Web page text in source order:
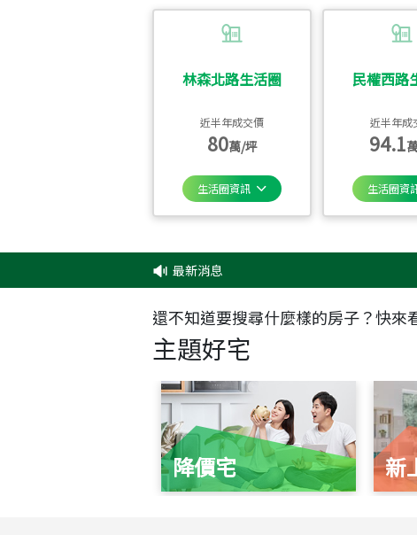
林森北路生活圈
近半年成交價
80萬/坪
生活圈資訊
民權西路
近半年成
94.1
生活圈資
最新消息
還不知道要搜尋什麼樣的房子？快來
主題好宅
降價宅 新